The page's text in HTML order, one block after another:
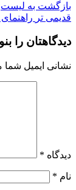
بازگشت به لیست
قدیمی تر
دیدگاهتان را
نشانی ایمیل شما
دیدگاه *
نام *